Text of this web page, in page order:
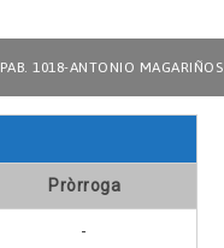
PAB. 1018-ANTONIO MAGARIÑOS
Pròrroga
-